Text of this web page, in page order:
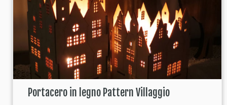
Portacero in legno Pattern Villaggio